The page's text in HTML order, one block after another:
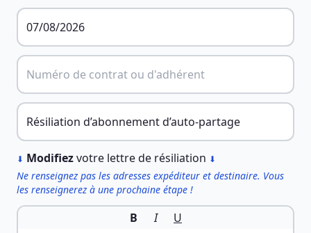
⬇ Modifiezvotre lettre de résiliation ⬇
Ne renseignez pas les adresses expéditeur et destinaire. Vous
les renseignerez à une prochaine étape !
B I U